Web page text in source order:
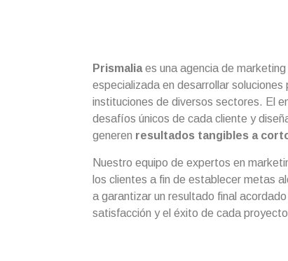
Prismaliaes una agencia de
especializada en desarrollar
instituciones de diversos sectores. El
desafíos únicos de cada cliente y
generen resultados tangibles a
Nuestro equipo de expertos en
los clientes a fin de establecer metas
a garantizar un resultado final
satisfacción y el éxito de cada